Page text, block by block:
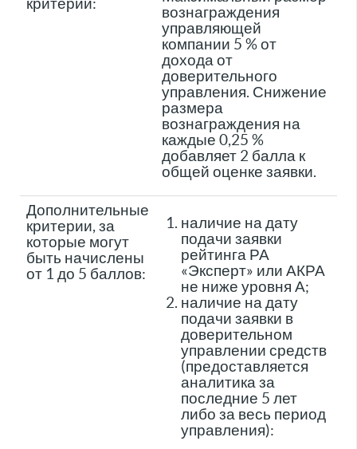
критерий:
вознаграждения
управляющей
компании 5 % от
дохода от
доверительного
управления. Снижение
размера
вознаграждения на
каждые 0,25 %
добавляет 2 балла к
общей оценке заявки.
Дополнительные
критерии, за
которые могут
быть начислены
от 1 до 5 баллов:
наличие на дату
подачи заявки
рейтинга РА
«Эксперт» или АКРА
не ниже уровня А;
наличие на дату
подачи заявки в
доверительном
управлении средств
(предоставляется
аналитика за
последние 5 лет
либо за весь период
управления):